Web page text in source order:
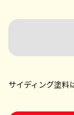
サイディング塗料